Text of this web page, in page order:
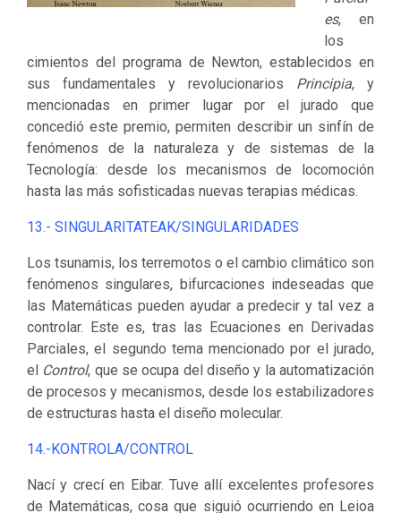
es, en
los
cimientos del programa de Newton, establecidos en
sus fundamentales y revolucionarios Principia, y
mencionadas en primer lugar por el jurado que
concedió este premio, permiten describir un sinfín de
fenómenos de la naturaleza y de sistemas de la
Tecnología: desde los mecanismos de locomoción
hasta las más sofisticadas nuevas terapias médicas.
13.- SINGULARITATEAK/SINGULARIDADES
Los tsunamis, los terremotos o el cambio climático son
fenómenos singulares, bifurcaciones indeseadas que
las Matemáticas pueden ayudar a predecir y tal vez a
controlar. Este es, tras las Ecuaciones en Derivadas
Parciales, el segundo tema mencionado por el jurado,
el Control, que se ocupa del diseño y la automatización
de procesos y mecanismos, desde los estabilizadores
de estructuras hasta el diseño molecular.
14.-KONTROLA/CONTROL
Nací y crecí en Eibar. Tuve allí excelentes profesores
de Matemáticas, cosa que siguió ocurriendo en Leioa